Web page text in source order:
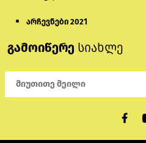
არჩევნები 2021
გამოიწერე სიახლე